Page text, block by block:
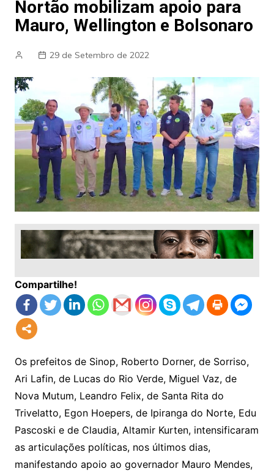
Nortão mobilizam apoio para
Mauro, Wellington e Bolsonaro
29 de Setembro de 2022
Compartilhe!
Os prefeitos de Sinop, Roberto Dorner, de Sorriso,
Ari Lafin, de Lucas do Rio Verde, Miguel Vaz, de
Nova Mutum, Leandro Felix, de Santa Rita do
Trivelatto, Egon Hoepers, de Ipiranga do Norte, Edu
Pascoski e de Claudia, Altamir Kurten, intensificaram
as articulações políticas, nos últimos dias,
manifestando apoio ao governador Mauro Mendes,